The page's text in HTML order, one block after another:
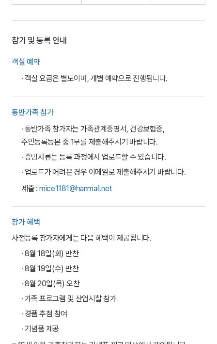
참가 및 등록 안내
객실 예약
· 객실 요금은 별도이며, 개별 예약으로 진행됩니다.
동반가족 참가
· 동반가족 참가자는 가족관계증명서, 건강보험증,
주민등록등본 중 1부를 제출해주시기 바랍니다.
· 증빙서류는 등록 과정에서 업로드할 수 있습니다.
· 업로드가 어려운 경우 이메일로 제출해주시기 바랍니다.
제출 :mice1181@hanmail.net
참가 혜택
사전등록 참가자에게는 다음 혜택이 제공됩니다.
· 8월 18일(화) 만찬
· 8월 19일(수) 만찬
· 8월 20일(목) 오찬
· 가족 프로그램 및 산업시찰 참가
· 경품 추첨 참여
· 기념품 제공